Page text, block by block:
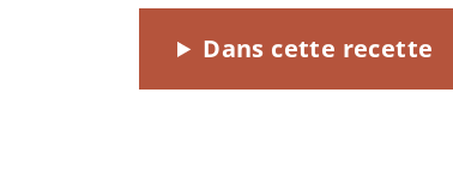
Dans cette recette